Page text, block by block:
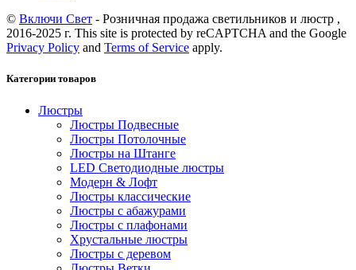
© Включи Свет - Розничная продажа светильников и люстр ,
2016-2025 г. This site is protected by reCAPTCHA and the Google
Privacy Policy and Terms of Service apply.
Категории товаров
Люстры
Люстры Подвесные
Люстры Потолочные
Люстры на Штанге
LED Светодиодные люстры
Модерн & Лофт
Люстры классические
Люстры с абажурами
Люстры с плафонами
Хрустальные люстры
Люстры с деревом